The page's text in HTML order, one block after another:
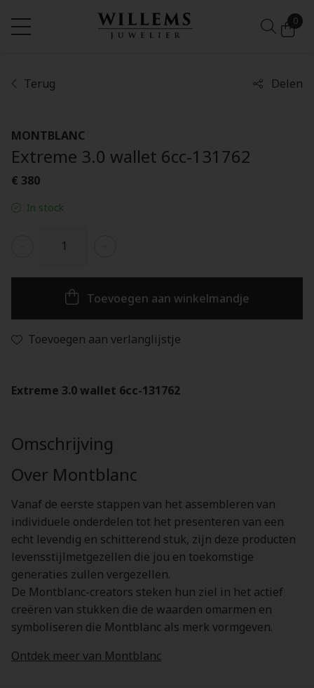
0
Terug Delen
MONTBLANC
Extreme 3.0 wallet 6cc-131762
€ 380
In stock
Toevoegen aan winkelmandje
Toevoegen aan verlanglijstje
Extreme 3.0 wallet 6cc-131762
Omschrijving
Over Montblanc
Vanaf de eerste stappen van het assembleren van
individuele onderdelen tot het presenteren van een
echt levendig en schitterend stuk, zijn deze producten
levensstijlmetgezellen die jou en toekomstige
generaties zullen vergezellen.
De Montblanc-creators steken hun ziel in het actief
creëren van stukken die de waarden omarmen en
symboliseren die Montblanc als merk vormgeven.
Ontdek meer van Montblanc